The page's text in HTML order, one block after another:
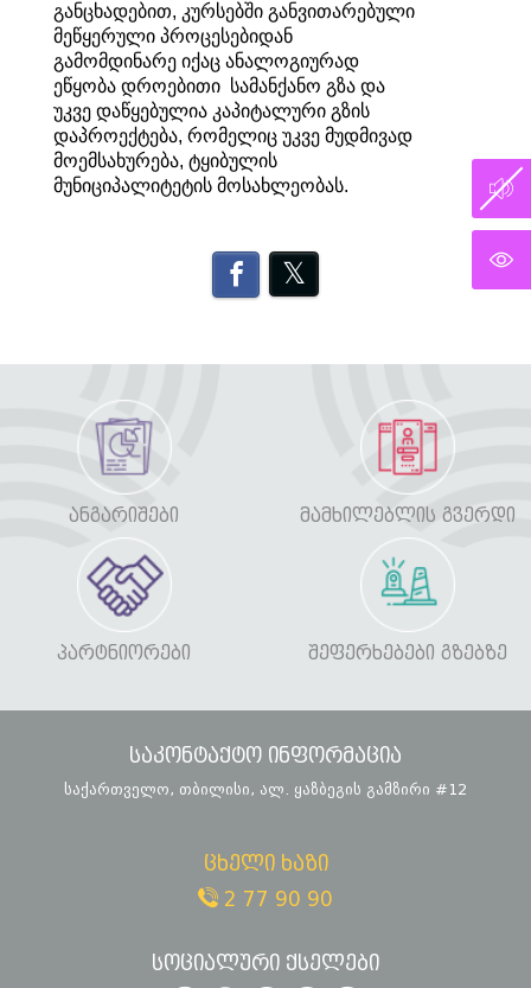
განცხადებით, კურსებში განვითარებული
მეწყერული პროცესებიდან
გამომდინარე იქაც ანალოგიურად
ეწყობა დროებითი სამანქანო გზა და
უკვე დაწყებულია კაპიტალური გზის
დაპროექტება, რომელიც უკვე მუდმივად
მოემსახურება, ტყიბულის
მუნიციპალიტეტის მოსახლეობას.
ᲐᲜᲒᲐᲠᲘᲨᲔᲑᲘ ᲛᲐᲛᲮᲘᲚᲔᲑᲚᲘᲡ ᲒᲕᲔᲠᲓᲘ
ᲞᲐᲠᲢᲜᲘᲝᲠᲔᲑᲘ ᲨᲔᲤᲔᲠᲮᲔᲑᲔᲑᲘ ᲒᲖᲔᲑᲖᲔ
საკონტაქტო ინფორმაცია
საქართველო, თბილისი, ალ. ყაზბეგის გამზირი #12
ცხელი ხაზი
2 77 90 90
სოციალური ქსელები